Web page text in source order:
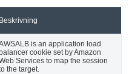
Beskrivning
is an application load
cookie set by Amazon
Services to map the session
the target.